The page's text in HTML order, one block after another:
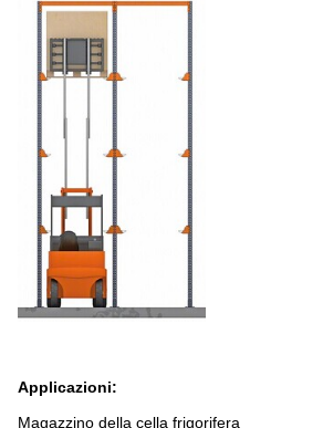
Applicazioni:
Magazzino della cella frigorifera